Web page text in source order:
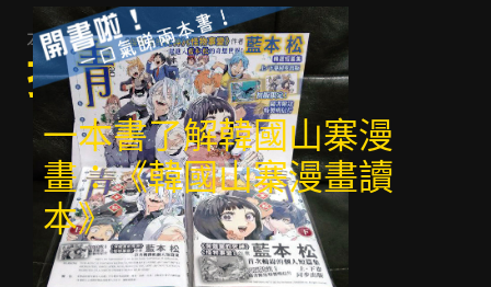
本期
推介
一本書了解韓國山寨漫
畫：《韓國山寨漫畫讀
本》